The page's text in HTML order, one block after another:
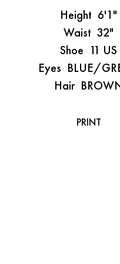
Height 6'1"
Waist 32"
Shoe 11 US
Eyes BLUE/
Hair
PRINT